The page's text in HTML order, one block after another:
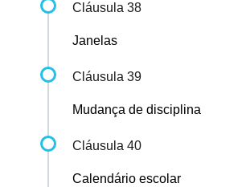
Cláusula 38
Janelas
Cláusula 39
Mudança de disciplina
Cláusula 40
Calendário escolar